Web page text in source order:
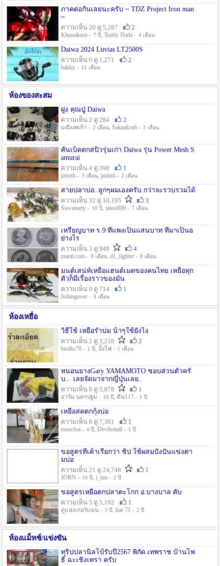
ภาคต่อกันเลยนะครับ ~ TDZ Project Iron man
~
ความเห็น 20 ดู 5,287
2
Khunakorn - 7 ปี , Toddy Dada - 4 เดือน
Daiwa 2024 Luvias LT2500S
ความเห็น 0 ดู 1,271
2
hakky - 11 เดือน
ห้องของสะสม
ฝูง คุณปู่ Daiwa
ความเห็น 2 ดู 284
2
มณีนพเก้า - 2 เดือน, Saknakrub - 1 เดือน
คันเบ็ดตกสปิ๋วรุ่นเก่า Daiwa รุ่น Power Mesh S
amurai
ความเห็น 4 ดู 390
1
jarinth - 3 เดือน, jarinth - 2 เดือน
สายปลาบ่อ..ลูกๆผมเองครับ กว่าจะรวบรวมได้
ความเห็น 32 ดู 10,195
3
Suwanarty - 10 ปี , tatoo006 - 7 เดือน
เหรียญบาท ร.9 ที่แพงเป็นแสนบาท ที่มาเป็นอ
ย่างไร
ความเห็น 3 ดู 949
4
manit.com - 9 เดือน, d1_fighter - 8 เดือน
มนต์เสน่ห์เหยื่อแฮนด์เมดของคนไทย เหยื่อทุก
ตัวก็มีเรื่องราวของมัน
ความเห็น 0 ดู 714
1
fishingover - 9 เดือน
ห้องเหยื่อ
วิธืใช้ เหยื่อรำบ่ม น้าๆใช้ยังไง
ความเห็น 2 ดู 3,218
2
birdke70 - 1 ปี , บั้งไฟ - 1 เดือน
หนอนยางGary YAMAMOTO ชอบส่วนตัวครั
บ... เลยจัดมาจากญี่ปุ่นเลย..
ความเห็น 8 ดู 5,878
1
อาร์ม นครปฐม - 10 ปี , ดิน117 - 1 ปี
เหยื่อสดตกกุ้งบ่อ
ความเห็น 8 ดู 7,381
1
monchai - 4 ปี , Devilsmall - 1 ปี
ขอสูตรที่เค้าเรียกว่า ชิป ใช้ผสมปังปั่นแข่งตา
มบ่อ
ความเห็น 21 ดู 24,748
1
JORN - 16 ปี , i_tim - 2 ปี
ขอสูตรเหยื่อตกปลาตะโกก อ.บางบาล คับ
ความเห็น 5 ดู 5,192
1
ตู่แฮงเกอร์แมน - 3 ปี , kae 71 - 2 ปี
ห้องแม็ทช์/แข่งขัน
ทริปปลานิลโบ้รับปี2567 พิกัด เทพราช บ้านโพ
ธิ์ ฉะเชิงเทรา ครับ